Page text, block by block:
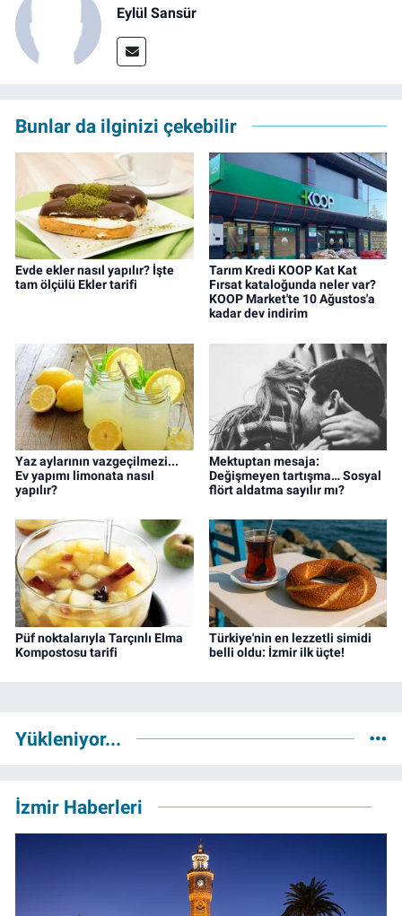
Eylül Sansür
Bunlar da ilginizi çekebilir
Evde ekler nasıl yapılır? İşte
tam ölçülü Ekler tarifi
Tarım Kredi KOOP Kat Kat
Fırsat kataloğunda neler var?
KOOP Market'te 10 Ağustos'a
kadar dev indirim
Yaz aylarının vazgeçilmezi...
Ev yapımı limonata nasıl
yapılır?
Mektuptan mesaja:
Değişmeyen tartışma… Sosyal
flört aldatma sayılır mı?
Püf noktalarıyla Tarçınlı Elma
Kompostosu tarifi
Türkiye'nin en lezzetli simidi
belli oldu: İzmir ilk üçte!
Yükleniyor...
İzmir Haberleri